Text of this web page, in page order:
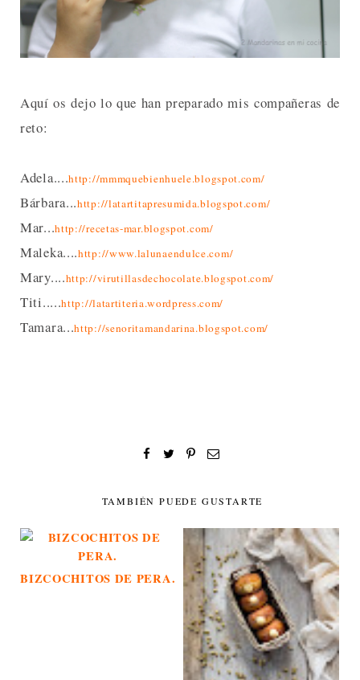
Aquí os dejo lo que han preparado mis compañeras de
reto:
Adela....http://mmmquebienhuele.blogspot.com/
Bárbara...http://latartitapresumida.blogspot.com/
Mar...http://recetas-mar.blogspot.com/
Maleka....http://www.lalunaendulce.com/
Mary....http://virutillasdechocolate.blogspot.com/
Titi.....http://latartiteria.wordpress.com/
Tamara...http://senoritamandarina.blogspot.com/
TAMBIÉN PUEDE GUSTARTE
BIZCOCHITOS DE PERA.